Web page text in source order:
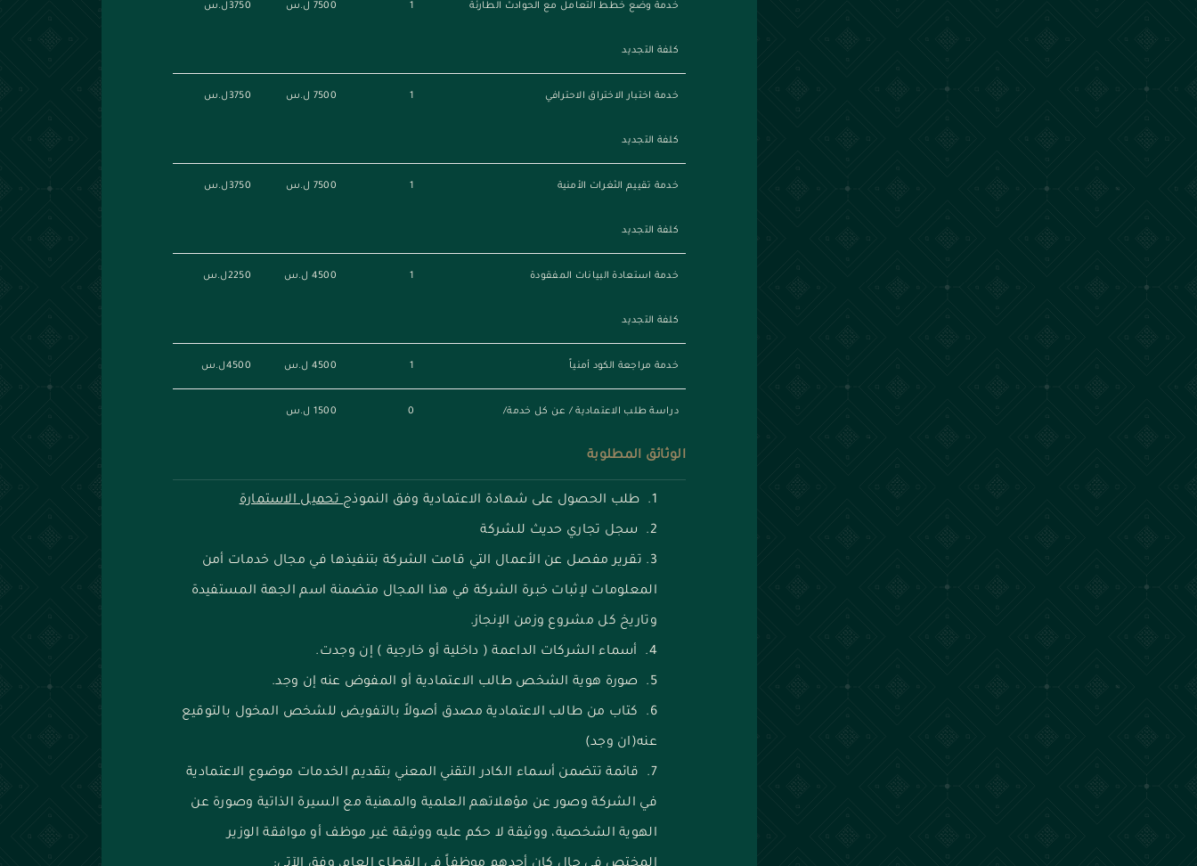
خدمة وضع خطط التعامل مع الحوادث الطارئة 1 7500 ل.س 3750ل.س
كلفة التجديد
خدمة اختبار الاختراق الاحترافي 1 7500 ل.س 3750ل.س
كلفة التجديد
خدمة تقييم الثغرات الأمنية 1 7500 ل.س 3750ل.س
كلفة التجديد
خدمة استعادة البيانات المفقودة 1 4500 ل.س 2250ل.س
كلفة التجديد
خدمة مراجعة الكود أمنياً 1 4500 ل.س 4500ل.س
دراسة طلب الاعتمادية / عن كل خدمة/ 0 1500 ل.س
الوثائق المطلوبة
طلب الحصول على شهادة الاعتمادية وفق النموذجتحميل الاستمارة
سجل تجاري حديث للشركة
تقرير مفصل عن الأعمال التي قامت الشركة بتنفيذها في مجال خدمات أمن
المعلومات لإثبات خبرة الشركة في هذا المجال متضمنة اسم الجهة المستفيدة
وتاريخ كل مشروع وزمن الإنجاز.
أسماء الشركات الداعمة ( داخلية أو خارجية ) إن وجدت.
صورة هوية الشخص طالب الاعتمادية أو المفوض عنه إن وجد.
كتاب من طالب الاعتمادية مصدق أصولاً بالتفويض للشخص المخول بالتوقيع
عنه(ان وجد)
قائمة تتضمن أسماء الكادر التقني المعني بتقديم الخدمات موضوع الاعتمادية
في الشركة وصور عن مؤهلاتهم العلمية والمهنية مع السيرة الذاتية وصورة عن
الهوية الشخصية، ووثيقة لا حكم عليه ووثيقة غير موظف أو موافقة الوزير